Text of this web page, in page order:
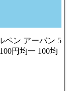
ペン アーバン 5
円均一 100均